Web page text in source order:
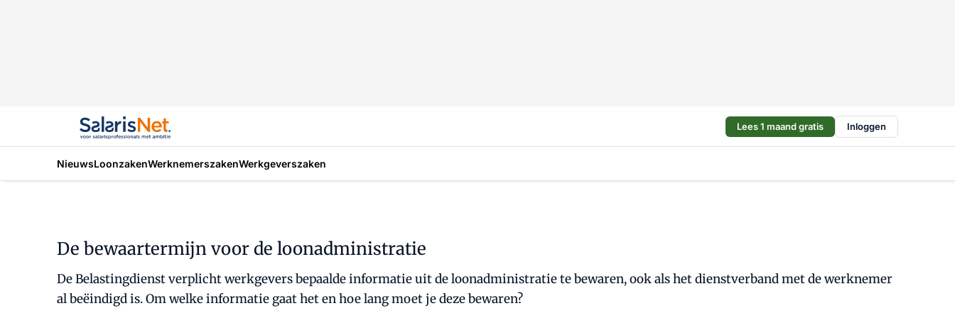
Lees 1 maand gratis Inloggen
NieuwsLoonzakenWerknemerszakenWerkgeverszaken
De bewaartermijn voor de loonadministratie
De Belastingdienst verplicht werkgevers bepaalde informatie uit de loonadministratie te bewaren, ook als het dienstverband met de werknemer
al beëindigd is. Om welke informatie gaat het en hoe lang moet je deze bewaren?